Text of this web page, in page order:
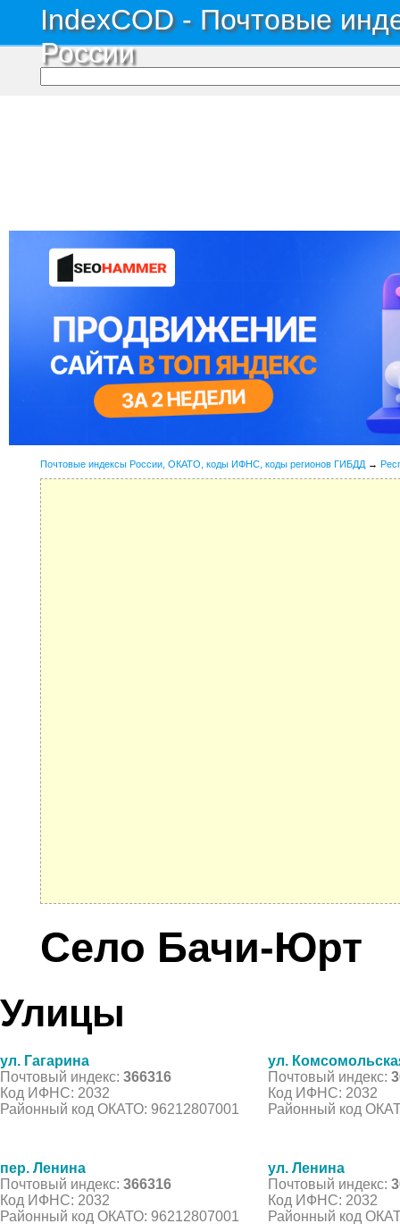
IndexCOD - Почтовые
России
Почтовые индексы России, ОКАТО, коды ИФНС, коды регионов ГИБДД →
Село Бачи-Юрт
Улицы
ул. Гагарина
Почтовый индекс: 366316
Код ИФНС: 2032
Районный код ОКАТО: 96212807001
ул.
Почтовый индекс:
Код ИФНС: 2032
Районный код
пер. Ленина
Почтовый индекс: 366316
Код ИФНС: 2032
Районный код ОКАТО: 96212807001
ул. Ленина
Почтовый индекс:
Код ИФНС: 2032
Районный код